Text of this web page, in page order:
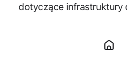
dotyczące infrastruktury